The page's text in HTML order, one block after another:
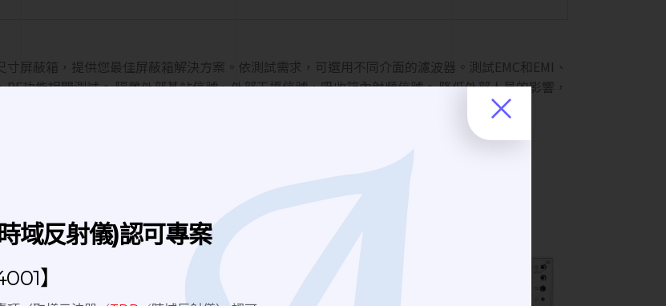
屏蔽箱，提供您最佳屏蔽箱解決方案。依測試需求，可選用不同介面的濾波器。測試EMC和EMI、
功能相關測試。 隔離外部基站信號、外部干擾信號，吸收箱內射頻信號。 降低外部人員的影響，
簡化流程並提高效率。
域反射儀)認可專案
】